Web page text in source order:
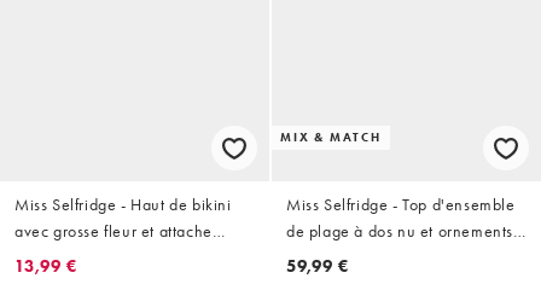
Miss Selfridge - Haut de bikini
avec grosse fleur et attache
derrière la nuque - Rouge
13,99 €
MIX & MATCH
Miss Selfridge - Top d'ensemble
de plage à dos nu et ornements
de qualité supérieure - Chocolat
59,99 €